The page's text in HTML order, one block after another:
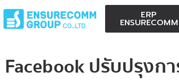
ERP
ENSURECOMM
Facebook ปรับปรุงก